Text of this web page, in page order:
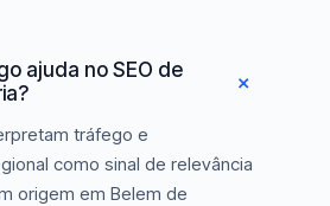
ajuda no SEO de
tráfego e
como sinal de relevância
origem em Belem de